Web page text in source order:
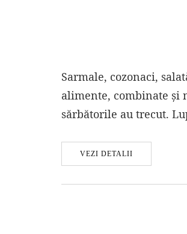
Sarmale, cozonaci,
alimente, combinate și
sărbătorile au trecut.
VEZI DETALII